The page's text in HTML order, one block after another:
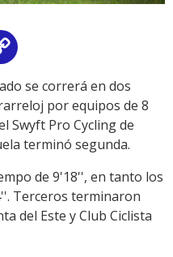
Link
se correrá en dos
por equipos de 8
Swyft Pro Cycling de
terminó segunda.
de 9'18'', en tanto los
Terceros terminaron
del Este y Club Ciclista